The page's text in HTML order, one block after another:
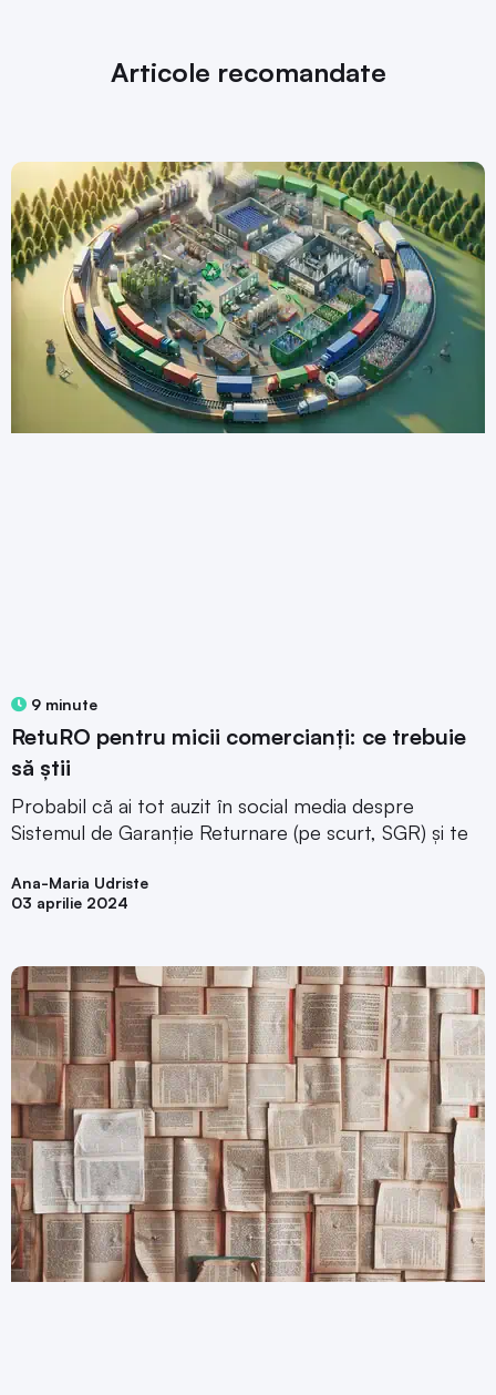
Articole recomandate
9 minute
RetuRO pentru micii comercianți: ce trebuie
să știi
Probabil că ai tot auzit în social media despre
Sistemul de Garanție Returnare (pe scurt, SGR) și te
Ana-Maria Udriste
03 aprilie 2024